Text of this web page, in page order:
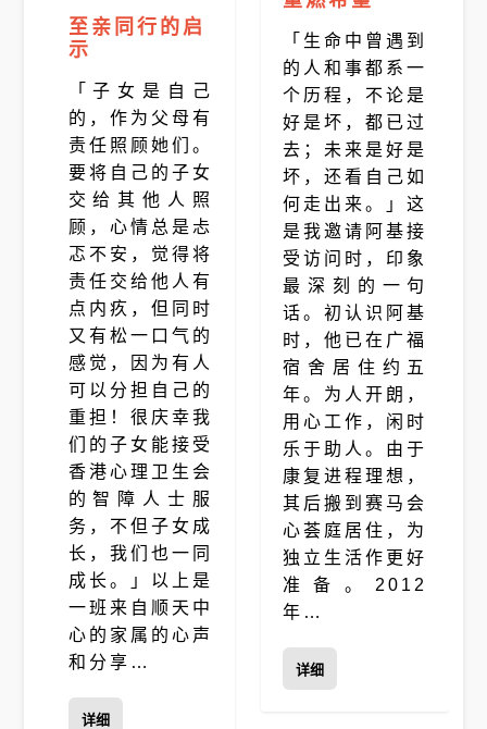
至亲同行的启
示
「子女是自己
的，作为父母有
责任照顾她们。
要将自己的子女
交给其他人照
顾，心情总是忐
忑不安，觉得将
责任交给他人有
点内疚，但同时
又有松一口气的
感觉，因为有人
可以分担自己的
重担！很庆幸我
们的子女能接受
香港心理卫生会
的智障人士服
务，不但子女成
长，我们也一同
成长。」以上是
一班来自顺天中
心的家属的心声
和分享…
详细
「生命中曾遇到
的人和事都系一
个历程，不论是
好是坏，都已过
去；未来是好是
坏，还看自己如
何走出来。」这
是我邀请阿基接
受访问时，印象
最深刻的一句
话。初认识阿基
时，他已在广福
宿舍居住约五
年。为人开朗，
用心工作，闲时
乐于助人。由于
康复进程理想，
其后搬到赛马会
心荟庭居住，为
独立生活作更好
准备。2012
年…
详细